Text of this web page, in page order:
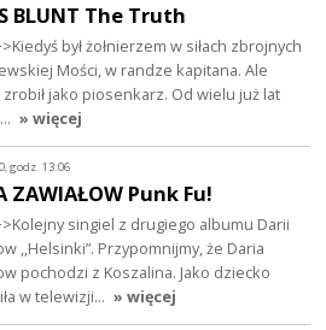
BLUNT The Truth
był żołnierzem w siłach zbrojnych
Mości, w randze kapitana. Ale
jako piosenkarz. Od wielu już lat
» więcej
godz. 13:06
ZAWIAŁOW Punk Fu!
singiel z drugiego albumu Darii
,,Helsinki”. Przypomnijmy, że Daria
pochodzi z Koszalina. Jako dziecko
w telewizji… » więcej